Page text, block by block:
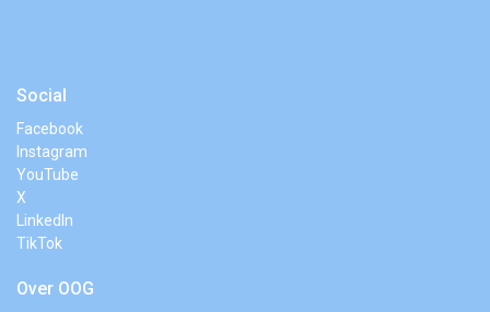
Social
Facebook
Instagram
YouTube
X
LinkedIn
TikTok
Over OOG